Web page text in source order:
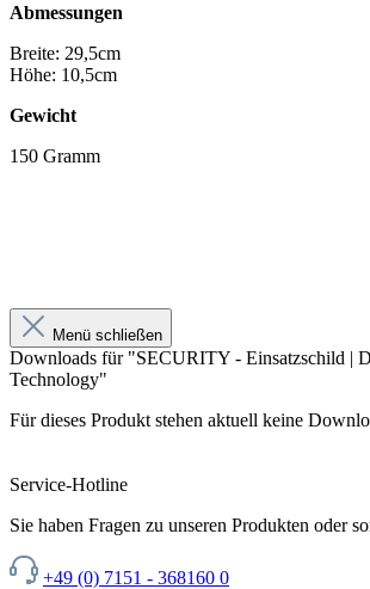
Abmessungen
Breite: 29,5cm
Höhe: 10,5cm
Gewicht
150 Gramm
Menü schließen
Downloads für "SECURITY - Einsatzschild |
Technology"
Für dieses Produkt stehen aktuell keine
Service-Hotline
Sie haben Fragen zu unseren Produkten oder
+49 (0) 7151 - 368160 0